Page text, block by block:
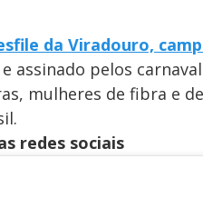
da Viradouro,
assinado pelos
mulheres de fibra e
redes sociais